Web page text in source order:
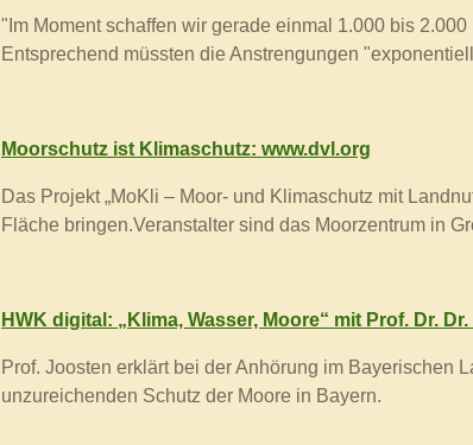
"Im Moment schaffen wir gerade einmal 1.000 bis
Entsprechend müssten die Anstrengungen
Moorschutz ist Klimaschutz: www.dvl.org
Das Projekt „MoKli – Moor- und Klimaschutz mit
Fläche bringen.Veranstalter sind das Moorzentrum in
HWK digital: „Klima, Wasser, Moore“ mit Prof. Dr.
Prof. Joosten erklärt bei der Anhörung im Bayerischen
unzureichenden Schutz der Moore in Bayern.